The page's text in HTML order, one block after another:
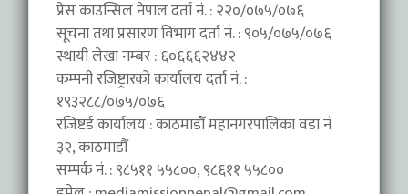
प्रेस काउन्सिल नेपाल दर्ता नं. : २२०/०७५/०७६
सूचना तथा प्रसारण विभाग दर्ता नं. : ९०५/०७५/०७६
स्थायी लेखा नम्बर : ६०६६६२४४२
कम्पनी रजिष्ट्रारको कार्यालय दर्ता नं. :
१९३२८८/०७५/०७६
रजिष्टर्ड कार्यालय : काठमाडौँ महानगरपालिका वडा नंं
३२, काठमाडौँ
सम्पर्क नं. : ९८५११ ५५८००, ९८६११ ५५८००